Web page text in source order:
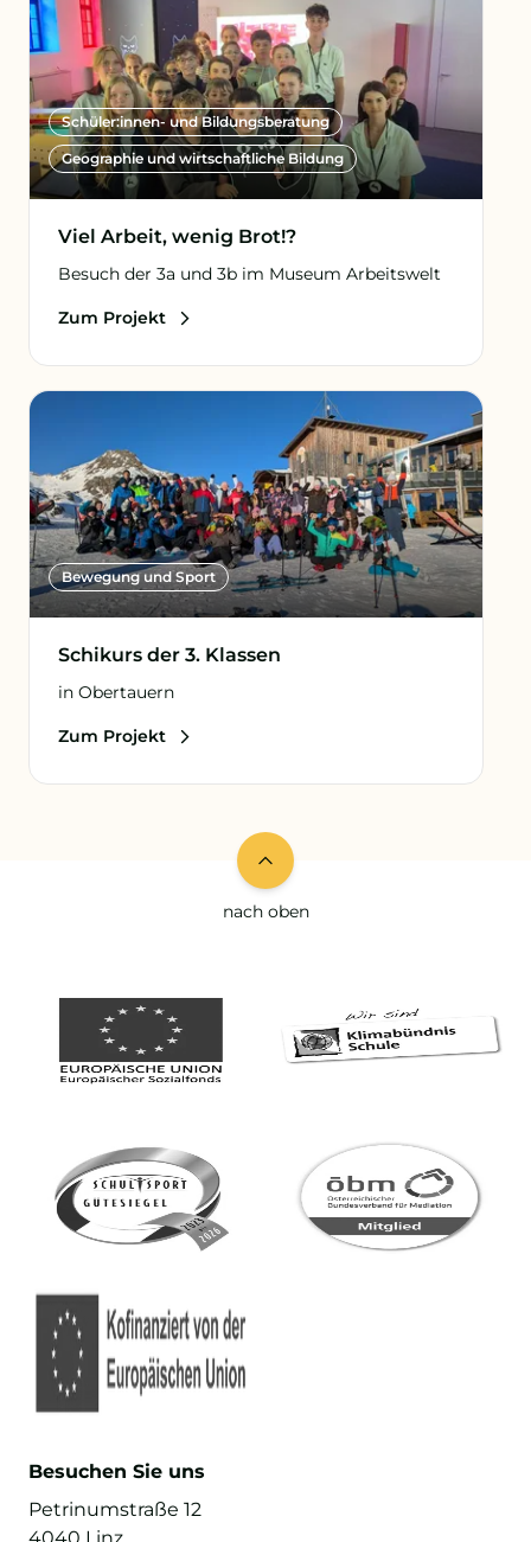
Schüler:innen- und Bildungsberatung
Geographie und wirtschaftliche Bildung
Viel Arbeit, wenig Brot!?
Besuch der 3a und 3b im Museum Arbeitswelt
Zum Projekt
Bewegung und Sport
Schikurs der 3. Klassen
in Obertauern
Zum Projekt
nach oben
Besuchen Sie uns
Petrinumstraße 12